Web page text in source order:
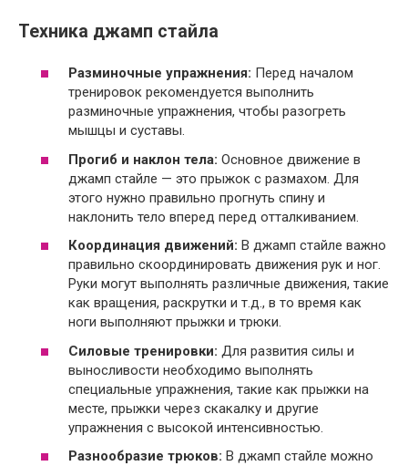
Техника джамп стайла
Разминочные упражнения: Перед началом
тренировок рекомендуется выполнить
разминочные упражнения, чтобы разогреть
мышцы и суставы.
Прогиб и наклон тела: Основное движение в
джамп стайле — это прыжок с размахом. Для
этого нужно правильно прогнуть спину и
наклонить тело вперед перед отталкиванием.
Координация движений: В джамп стайле важно
правильно скоординировать движения рук и ног.
Руки могут выполнять различные движения, такие
как вращения, раскрутки и т.д., в то время как
ноги выполняют прыжки и трюки.
Силовые тренировки: Для развития силы и
выносливости необходимо выполнять
специальные упражнения, такие как прыжки на
месте, прыжки через скакалку и другие
упражнения с высокой интенсивностью.
Разнообразие трюков: В джамп стайле можно